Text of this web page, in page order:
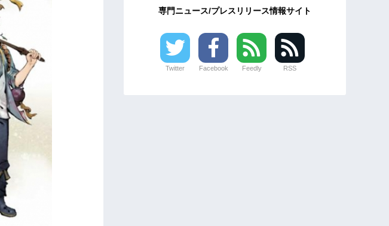
専門ニュース/プレスリリース情報サイト
Twitter Facebook Feedly RSS